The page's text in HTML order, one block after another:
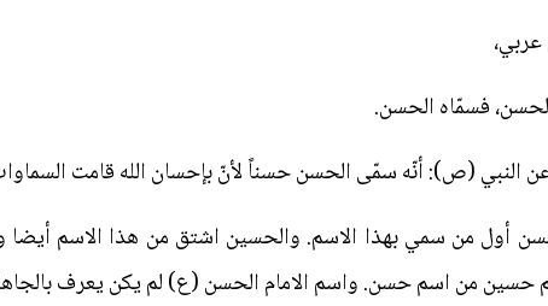
فسمّاه الحسن.
النبي (ص): أنّه سمّى الحسن حسناً لأنّ بإحسان الله قامت
أول من سمي بهذا الاسم. والحسين اشتق من هذا الاسم
حسين من اسم حسن. واسم الامام الحسن (ع) لم يكن يعرف